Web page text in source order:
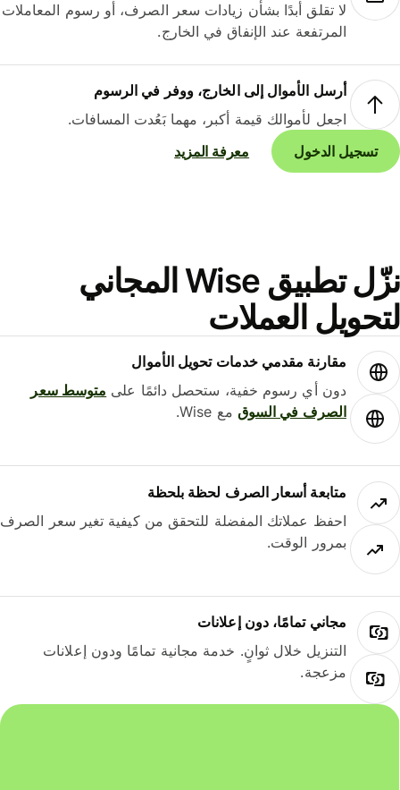
لا تقلق أبدًا بشأن زيادات سعر الصرف، أو رسوم المعاملات
المرتفعة عند الإنفاق في الخارج.
أرسل الأموال إلى الخارج، ووفر في الرسوم
اجعل لأموالك قيمة أكبر، مهما بَعُدت المسافات.
تسجيل الدخول
معرفة المزيد
نزّل تطبيق Wise المجاني
العملات
مقارنة مقدمي خدمات تحويل الأموال
دون أي رسوم خفية، ستحصل دائمًا علىمتوسط ​​سعر
الصرف في السوقمع Wise.
متابعة أسعار الصرف لحظة بلحظة
احفظ عملاتك المفضلة للتحقق من كيفية تغير سعر الصرف
بمرور الوقت.
مجاني تمامًا، دون إعلانات
التنزيل خلال ثوانٍ. خدمة مجانية تمامًا ودون إعلانات
مزعجة.